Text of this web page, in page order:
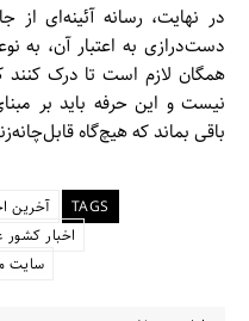
در نهایت، رسانه آئینه‌ای
دست‌درازی به اعتبار آن، به
همگان لازم است تا درک کنند
نیست و این حرفه باید بر
باقی بماند که هیچ‌گاه
TAGS آخرین
اخبار کشور
سایت